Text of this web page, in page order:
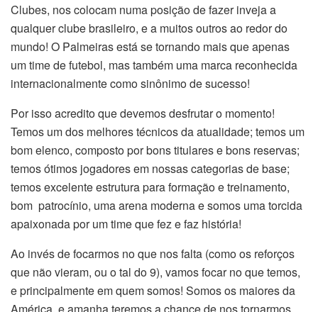
Clubes, nos colocam numa posição de fazer inveja a
qualquer clube brasileiro, e a muitos outros ao redor do
mundo! O Palmeiras está se tornando mais que apenas
um time de futebol, mas também uma marca reconhecida
internacionalmente como sinônimo de sucesso!
Por isso acredito que devemos desfrutar o momento!
Temos um dos melhores técnicos da atualidade; temos um
bom elenco, composto por bons titulares e bons reservas;
temos ótimos jogadores em nossas categorias de base;
temos excelente estrutura para formação e treinamento,
bom patrocínio, uma arena moderna e somos uma torcida
apaixonada por um time que fez e faz história!
Ao invés de focarmos no que nos falta (como os reforços
que não vieram, ou o tal do 9), vamos focar no que temos,
e principalmente em quem somos! Somos os maiores da
América, e amanha teremos a chance de nos tornarmos